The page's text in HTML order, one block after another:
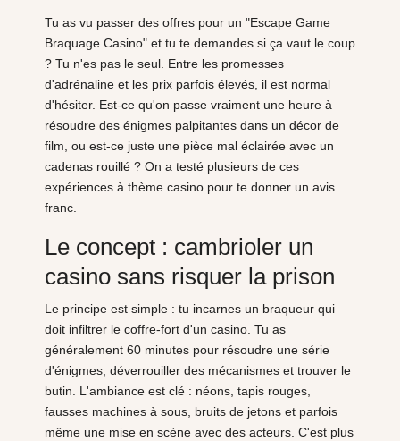
Tu as vu passer des offres pour un "Escape Game
Braquage Casino" et tu te demandes si ça vaut le coup
? Tu n'es pas le seul. Entre les promesses
d'adrénaline et les prix parfois élevés, il est normal
d'hésiter. Est-ce qu'on passe vraiment une heure à
résoudre des énigmes palpitantes dans un décor de
film, ou est-ce juste une pièce mal éclairée avec un
cadenas rouillé ? On a testé plusieurs de ces
expériences à thème casino pour te donner un avis
franc.
Le concept : cambrioler un
casino sans risquer la prison
Le principe est simple : tu incarnes un braqueur qui
doit infiltrer le coffre-fort d'un casino. Tu as
généralement 60 minutes pour résoudre une série
d'énigmes, déverrouiller des mécanismes et trouver le
butin. L'ambiance est clé : néons, tapis rouges,
fausses machines à sous, bruits de jetons et parfois
même une mise en scène avec des acteurs. C'est plus